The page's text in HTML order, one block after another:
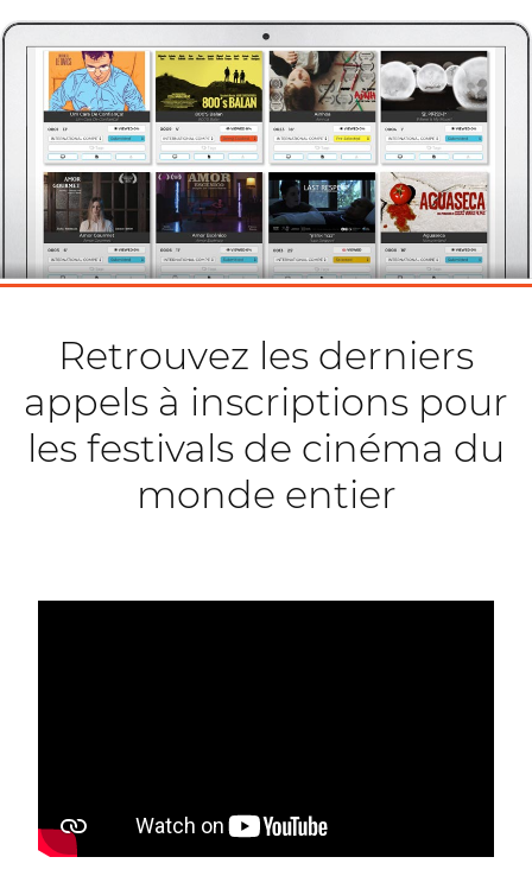
Retrouvez les derniers
appels à inscriptions pour
les festivals de cinéma du
monde entier